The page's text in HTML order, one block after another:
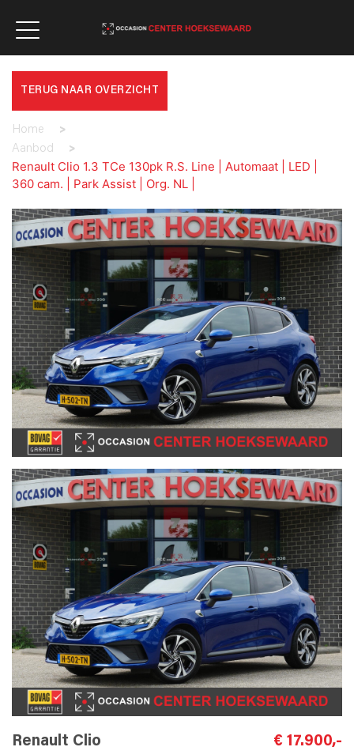
TERUG NAAR OVERZICHT
Home
>
Aanbod
>
Renault Clio 1.3 TCe 130pk R.S. Line | Automaat | LED |
360 cam. | Park Assist | Org. NL |
Renault Clio € 17.900,-